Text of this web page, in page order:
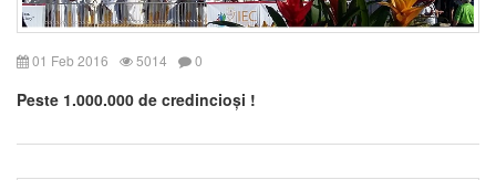
01 Feb 2016 5014 0
Peste 1.000.000 de credincioși !